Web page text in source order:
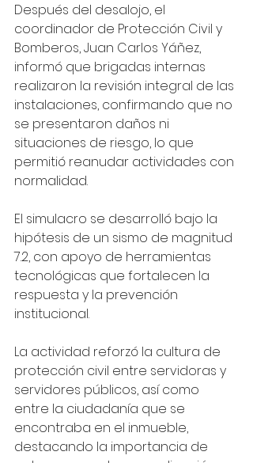
Después del desalojo, el
coordinador de Protección Civil y
Bomberos, Juan Carlos Yáñez,
informó que brigadas internas
realizaron la revisión integral de las
instalaciones, confirmando que no
se presentaron daños ni
situaciones de riesgo, lo que
permitió reanudar actividades con
normalidad.
El simulacro se desarrolló bajo la
hipótesis de un sismo de magnitud
7.2, con apoyo de herramientas
tecnológicas que fortalecen la
respuesta y la prevención
institucional.
La actividad reforzó la cultura de
protección civil entre servidoras y
servidores públicos, así como
entre la ciudadanía que se
encontraba en el inmueble,
destacando la importancia de